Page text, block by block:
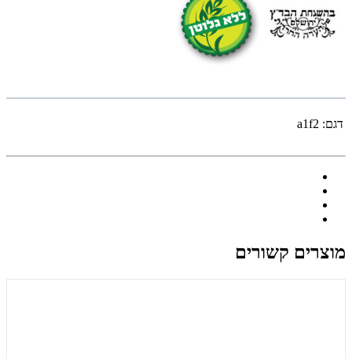
דגם: a1f2
מוצרים קשורים